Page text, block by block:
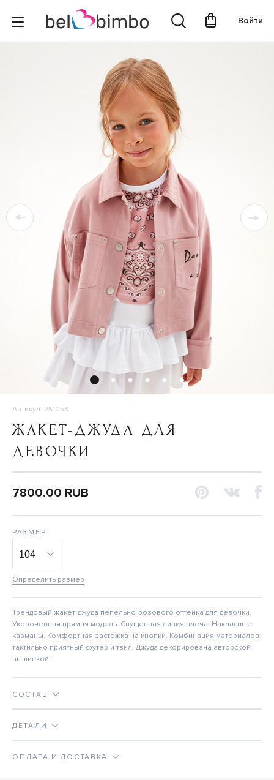
Войти
Артикул: 251053
ЖАКЕТ-ДЖУДА ДЛЯ
ДЕВОЧКИ
7800.00 RUB
РАЗМЕР
Определить размер
Трендовый жакет-джуда пепельно-розового оттенка для девочки.
Укороченная прямая модель. Спущенная линия плеча. Накладные
карманы. Комфортная застёжка на кнопки. Комбинация материалов:
тактильно приятный футер и твил. Джуда декорирована авторской
вышивкой.
СОСТАВ
ДЕТАЛИ
ОПЛАТА И ДОСТАВКА